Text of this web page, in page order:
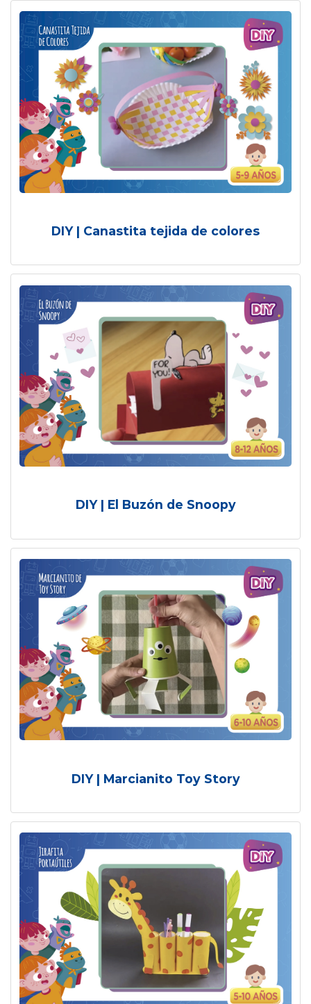
DIY | Canastita tejida de colores
DIY | El Buzón de Snoopy
DIY | Marcianito Toy Story